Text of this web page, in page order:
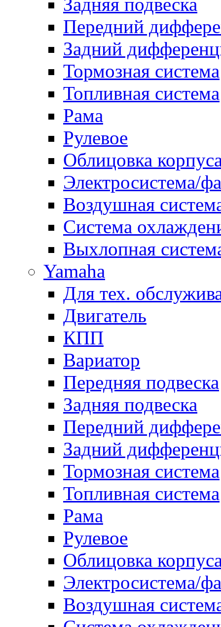
Передний
Задний
Тормозная система
Топливная система
Рама
Рулевое
Облицовка
Электросистема/
Воздушная
Система
Выхлопная
Yamaha
Для тех.
Двигатель
КПП
Вариатор
Передняя подвеска
Задняя подвеска
Передний
Задний
Тормозная система
Топливная система
Рама
Рулевое
Облицовка
Электросистема/
Воздушная